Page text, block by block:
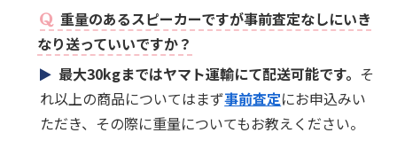
重量のあるスピーカーですが事前査定なしにいき
なり送っていいですか？
最大30kgまではヤマト運輸にて配送可能です。 そ
れ以上の商品についてはまず事前査定にお申込みい
ただき、その際に重量についてもお教えください。